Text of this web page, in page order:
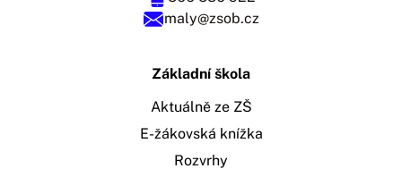
maly@zsob.cz
Základní škola
Aktuálně ze ZŠ
E-žákovská knížka
Rozvrhy